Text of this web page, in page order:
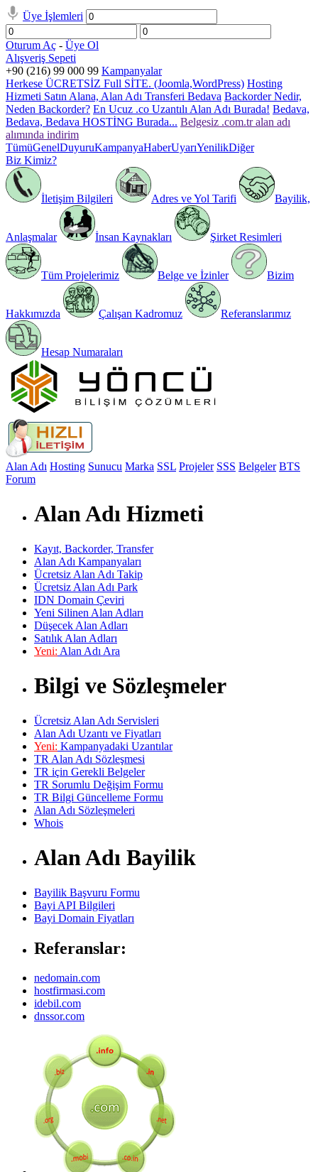
Üye İşlemleri
Oturum Aç - Üye Ol
Alışveriş Sepeti
+90 (216) 99 000 99 Kampanyalar
Herkese ÜCRETSİZ Full SİTE. (Joomla,WordPress) Hosting
Hizmeti Satın Alana, Alan Adı Transferi Bedava Backorder Nedir,
Neden Backorder? En Ucuz .co Uzantılı Alan Adı Burada! Bedava,
Bedava, Bedava HOSTİNG Burada... Belgesiz .com.tr alan adı
alımında indirim
TümüGenelDuyuruKampanyaHaberUyarıYenilikDiğer
Biz Kimiz?
İletişim Bilgileri Adres ve Yol Tarifi Bayilik,
Anlaşmalar İnsan Kaynakları Şirket Resimleri
Tüm Projelerimiz Belge ve İzinler Bizim
Hakkımızda Çalışan Kadromuz Referanslarımız
Hesap Numaraları
Alan Adı Hosting Sunucu Marka SSL Projeler SSS Belgeler BTS
Forum
Alan Adı Hizmeti
Kayıt, Backorder, Transfer
Alan Adı Kampanyaları
Ücretsiz Alan Adı Takip
Ücretsiz Alan Adı Park
IDN Domain Çeviri
Yeni Silinen Alan Adları
Düşecek Alan Adları
Satılık Alan Adları
Yeni: Alan Adı Ara
Bilgi ve Sözleşmeler
Ücretsiz Alan Adı Servisleri
Alan Adı Uzantı ve Fiyatları
Yeni: Kampanyadaki Uzantılar
TR Alan Adı Sözleşmesi
TR için Gerekli Belgeler
TR Sorumlu Değişim Formu
TR Bilgi Güncelleme Formu
Alan Adı Sözleşmeleri
Whois
Alan Adı Bayilik
Bayilik Başvuru Formu
Bayi API Bilgileri
Bayi Domain Fiyatları
Referanslar:
nedomain.com
hostfirmasi.com
idebil.com
dnssor.com